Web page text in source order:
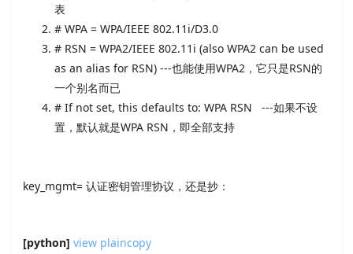
表
# WPA = WPA/IEEE 802.11i/D3.0
# RSN = WPA2/IEEE 802.11i (also WPA2 can be used
as an alias for RSN) ---也能使用WPA2，它只是RSN的
一个别名而已
# If not set, this defaults to: WPA RSN ---如果不设
置，默认就是WPA RSN，即全部支持
key_mgmt= 认证密钥管理协议，还是抄：
[python] view plaincopy